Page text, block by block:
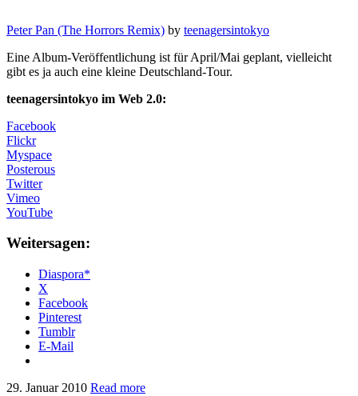
Peter Pan (The Horrors Remix) by teenagersintokyo
Eine Album-Veröffentlichung ist für April/Mai geplant, vielleicht
gibt es ja auch eine kleine Deutschland-Tour.
teenagersintokyo im Web 2.0:
Facebook
Flickr
Myspace
Posterous
Twitter
Vimeo
YouTube
Weitersagen:
Diaspora*
X
Facebook
Pinterest
Tumblr
E-Mail
29. Januar 2010 Read more